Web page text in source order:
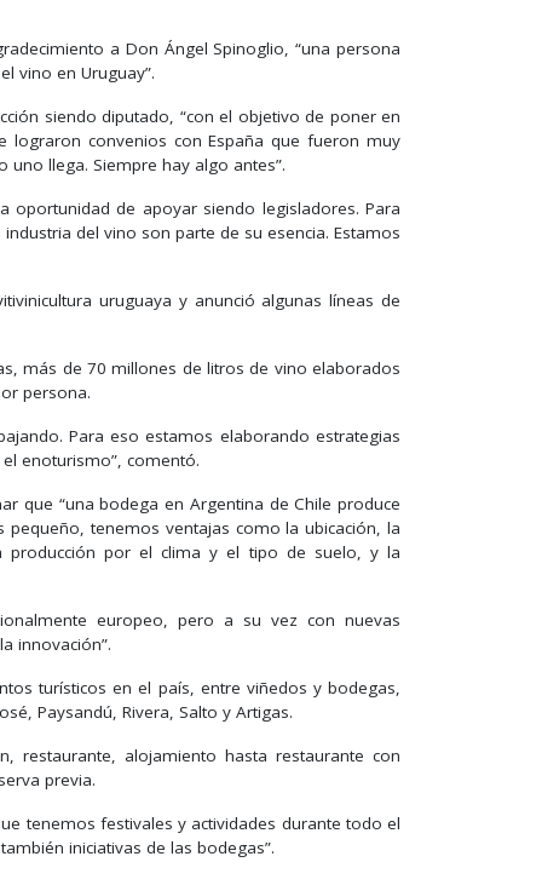
a Don Ángel Spinoglio, “una persona
vino en Uruguay”.
siendo diputado, “con el objetivo de poner en
lograron convenios con España que fueron muy
llega. Siempre hay algo antes”.
oportunidad de apoyar siendo legisladores. Para
del vino son parte de su esencia. Estamos
uruguaya y anunció algunas líneas de
más de 70 millones de litros de vino elaborados
persona.
Para eso estamos elaborando estrategias
enoturismo”, comentó.
que “una bodega en Argentina de Chile produce
tenemos ventajas como la ubicación, la
producción por el clima y el tipo de suelo, y la
europeo, pero a su vez con nuevas
innovación”.
turísticos en el país, entre viñedos y bodegas,
Paysandú, Rivera, Salto y Artigas.
restaurante, alojamiento hasta restaurante con
previa.
tenemos festivales y actividades durante todo el
iniciativas de las bodegas”.